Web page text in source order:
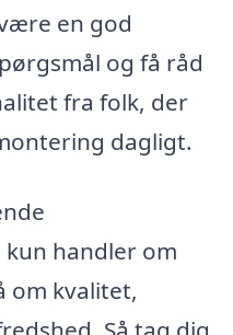
en god
og få råd
fra folk, der
dagligt.
handler om
om kvalitet,